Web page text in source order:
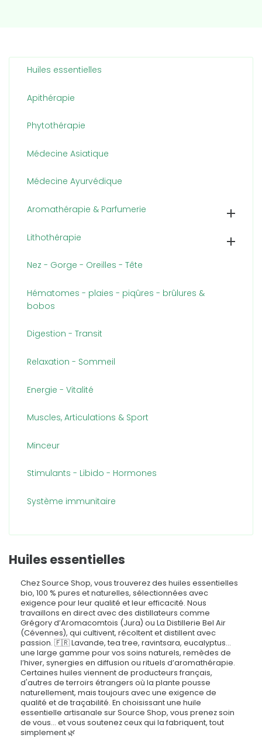
Huiles essentielles
Apithérapie
Phytothérapie
Médecine Asiatique
Médecine Ayurvédique
Aromathérapie & Parfumerie 
Lithothérapie 
Nez - Gorge - Oreilles - Tête
Hématomes - plaies - piqûres - brûlures &
bobos
Digestion - Transit
Relaxation - Sommeil
Energie - Vitalité
Muscles, Articulations & Sport
Minceur
Stimulants - Libido - Hormones
Système immunitaire
Huiles essentielles
Chez Source Shop, vous trouverez des huiles essentielles
bio, 100 % pures et naturelles, sélectionnées avec
exigence pour leur qualité et leur efficacité. Nous
travaillons en direct avec des distillateurs comme
Grégory d’Aromacomtois (Jura) ou La Distillerie Bel Air
(Cévennes), qui cultivent, récoltent et distillent avec
passion. 🇫🇷 Lavande, tea tree, ravintsara, eucalyptus…
une large gamme pour vos soins naturels, remèdes de
l’hiver, synergies en diffusion ou rituels d’aromathérapie.
Certaines huiles viennent de producteurs français,
d'autres de terroirs étrangers où la plante pousse
naturellement, mais toujours avec une exigence de
qualité et de traçabilité. En choisissant une huile
essentielle artisanale sur Source Shop, vous prenez soin
de vous… et vous soutenez ceux qui la fabriquent, tout
simplement 🌿